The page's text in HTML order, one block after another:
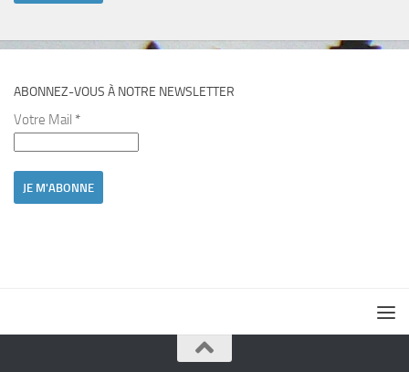
ABONNEZ-VOUS À NOTRE NEWSLETTER
Votre Mail *